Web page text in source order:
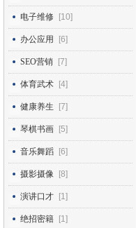
电子维修 [10]
办公应用 [6]
SEO营销 [7]
体育武术 [4]
健康养生 [7]
琴棋书画 [5]
音乐舞蹈 [6]
摄影摄像 [8]
演讲口才 [1]
绝招密籍 [1]